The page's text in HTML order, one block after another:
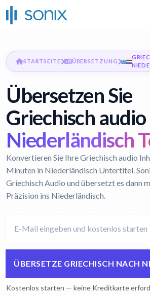
STARTSEITE ÜBERSETZUNG
Übersetzen Sie
Griechisch audio
Niederländisch
Konvertieren Sie Ihre Griechisch audio
Minuten in Niederländisch Untertitel.
Griechisch Audio und übersetzt es dann
Präzision ins Niederländisch.
ÜBERSETZE GRIECHISCH NACH
Kostenlos starten — keine Kreditkarte